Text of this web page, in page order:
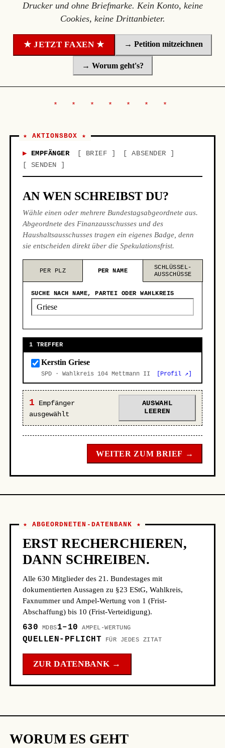
Drucker und ohne Briefmarke. Kein Konto, keine
Cookies, keine Drittanbieter.
★ JETZT FAXEN ★ → Petition mitzeichnen
→ Worum geht's?
★ AKTIONSBOX ★
EMPFÄNGER BRIEF
ABSENDER
SENDEN
AN WEN SCHREIBST DU?
Wähle einen oder mehrere Bundestagsabgeordnete aus.
Abgeordnete des Finanzausschusses und des
Haushaltsausschusses tragen ein eigenes Badge, denn
sie entscheiden direkt über die Spekulationsfrist.
PER PLZ PER NAME
SCHLÜSSEL-
AUSSCHÜSSE
SUCHE NACH NAME, PARTEI ODER WAHLKREIS
1 TREFFER
Kerstin Griese
SPD · Wahlkreis 104 Mettmann II [Profil ↗]
1 Empfänger
ausgewählt
AUSWAHL
LEEREN
WEITER ZUM BRIEF →
★ ABGEORDNETEN-DATENBANK ★
ERST RECHERCHIEREN,
DANN SCHREIBEN.
Alle 630 Mitglieder des 21. Bundestages mit
dokumentierten Aussagen zu §23 EStG, Wahlkreis,
Faxnummer und Ampel-Wertung von 1 (Frist-
Abschaffung) bis 10 (Frist-Verteidigung).
630 MDBS1–10 AMPEL-WERTUNG
QUELLEN-PFLICHT FÜR JEDES ZITAT
ZUR DATENBANK →
WORUM ES GEHT